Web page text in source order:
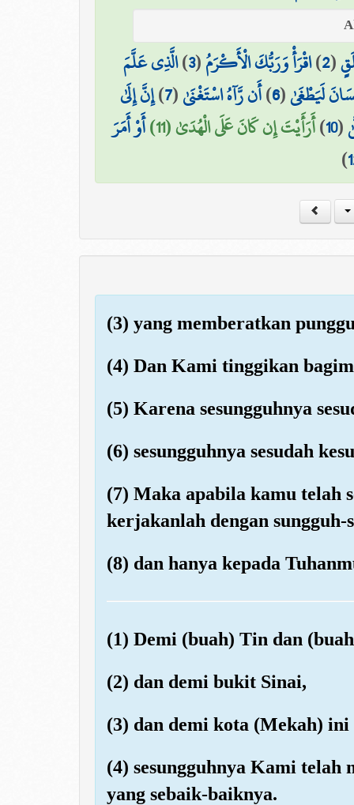
(
2
)اقْرَأْ وَرَبُّكَ الْأَكْرَمُ(
3
)الَّذِي عَلَّمَ
لَيَطْغَىٰ(
6
)أَن رَّآهُ اسْتَغْنَىٰ(
7
)إِنَّ إِلَىٰ
(
10
)أَرَأَيْتَ إِن كَانَ عَلَى الْهُدَىٰ (11) أَوْ أَمَرَ
)
(3) yang memberatkan
(4) Dan Kami tinggikan
(5) Karena sesungguhnya
(6) sesungguhnya sesudah
(7) Maka apabila kamu telah
kerjakanlah dengan
(8) dan hanya kepada
(1) Demi (buah) Tin dan
(2) dan demi bukit Sinai,
(3) dan demi kota (Mekah) ini
(4) sesungguhnya Kami telah
yang sebaik-baiknya.